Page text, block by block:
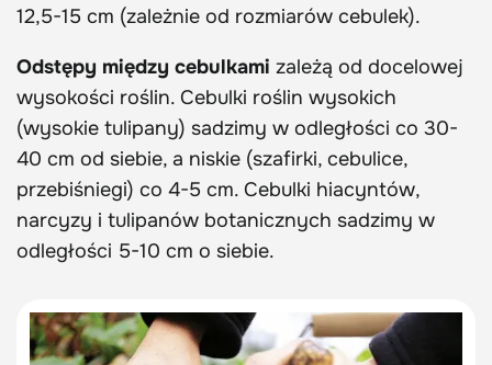
12,5-15 cm (zależnie od rozmiarów cebulek).
Odstępy między cebulkami zależą od docelowej
wysokości roślin. Cebulki roślin wysokich
(wysokie tulipany) sadzimy w odległości co 30-
40 cm od siebie, a niskie (szafirki, cebulice,
przebiśniegi) co 4-5 cm. Cebulki hiacyntów,
narcyzy i tulipanów botanicznych sadzimy w
odległości 5-10 cm o siebie.